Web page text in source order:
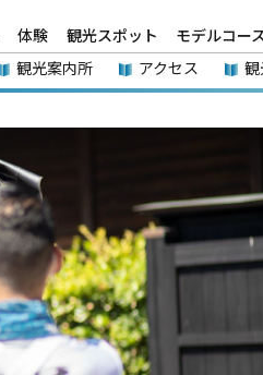
体験 観光スポット モデルコー
観光案内所 アクセス